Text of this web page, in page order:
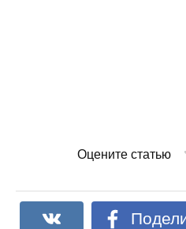
Оцените статью